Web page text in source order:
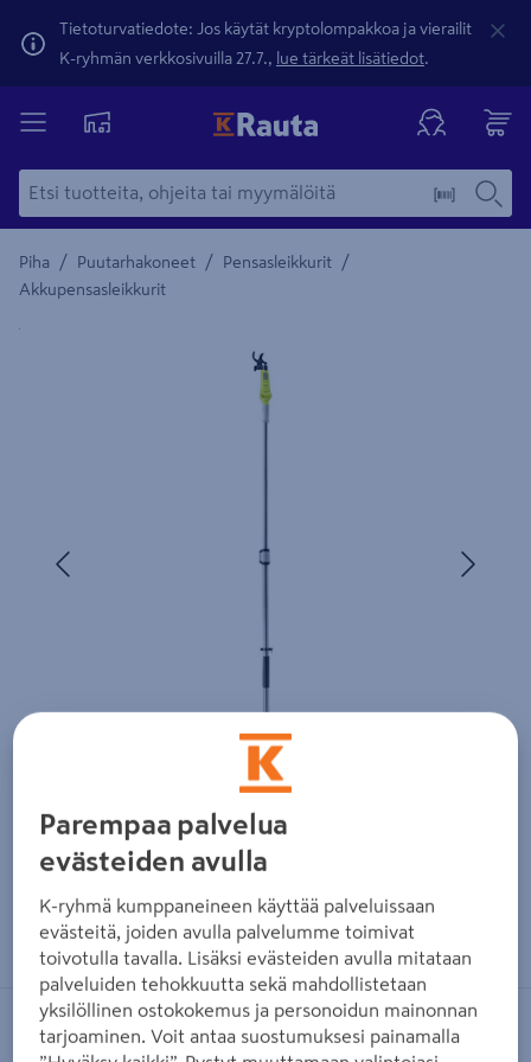
Tietoturvatiedote: Jos käytät kryptolompakkoa ja vierailit
K-ryhmän verkkosivuilla 27.7., lue tärkeät lisätiedot.
Piha / Puutarhakoneet / Pensasleikkurit /
Akkupensasleikkurit
Yksityiskohtainen kuvaus löytyy Tuotteen kuvaus -
Zoomaa kuvaa sormilla kosketusnäytöllä
RYOBI
Parempaa palvelua
evästeiden avulla
K-ryhmä kumppaneineen käyttää palveluissaan
evästeitä, joiden avulla palvelumme toimivat
toivotulla tavalla. Lisäksi evästeiden avulla mitataan
palveluiden tehokkuutta sekä mahdollistetaan
yksilöllinen ostokokemus ja personoidun mainonnan
tarjoaminen. Voit antaa suostumuksesi painamalla